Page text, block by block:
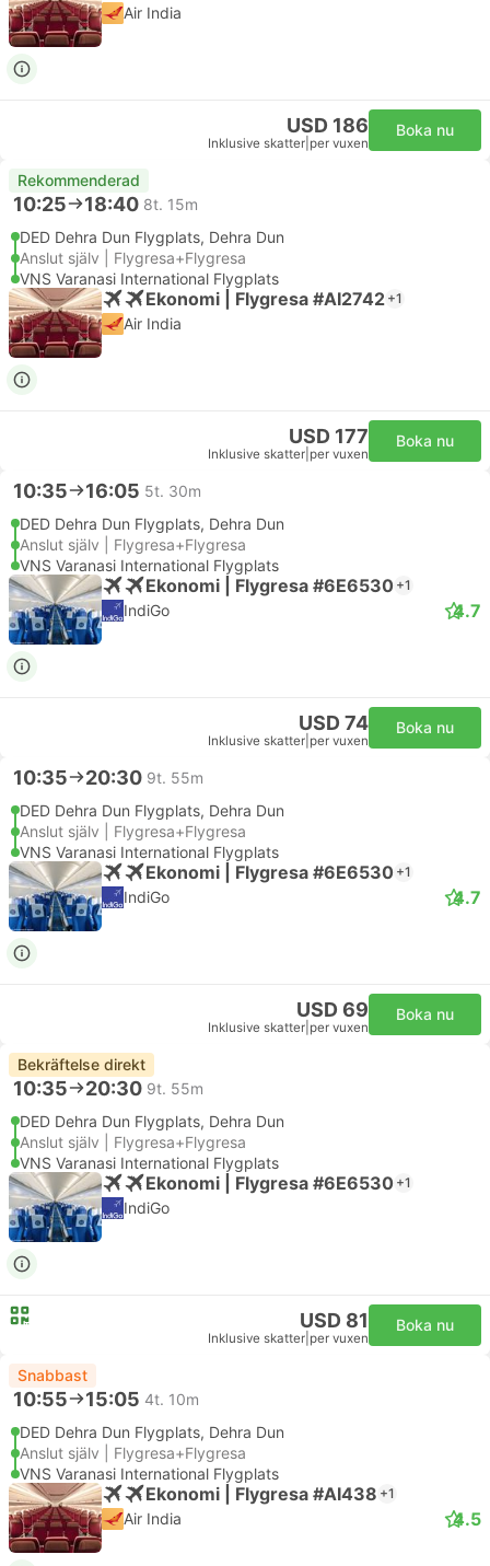
Air India
USD 186
Inklusive skatter per vuxen
Boka nu
Rekommenderad
10:25 18:40 8t. 15m
DED Dehra Dun Flygplats, Dehra Dun
Anslut själv | Flygresa+Flygresa
VNS Varanasi International Flygplats
Ekonomi | Flygresa #AI2742 +1
Air India
USD 177
Inklusive skatter per vuxen
Boka nu
10:35 16:05 5t. 30m
DED Dehra Dun Flygplats, Dehra Dun
Anslut själv | Flygresa+Flygresa
VNS Varanasi International Flygplats
Ekonomi | Flygresa #6E6530 +1
IndiGo 4.7
USD 74
Inklusive skatter per vuxen
Boka nu
10:35 20:30 9t. 55m
DED Dehra Dun Flygplats, Dehra Dun
Anslut själv | Flygresa+Flygresa
VNS Varanasi International Flygplats
Ekonomi | Flygresa #6E6530 +1
IndiGo 4.7
USD 69
Inklusive skatter per vuxen
Boka nu
Bekräftelse direkt
10:35 20:30 9t. 55m
DED Dehra Dun Flygplats, Dehra Dun
Anslut själv | Flygresa+Flygresa
VNS Varanasi International Flygplats
Ekonomi | Flygresa #6E6530 +1
IndiGo
USD 81
Inklusive skatter per vuxen
Boka nu
Snabbast
10:55 15:05 4t. 10m
DED Dehra Dun Flygplats, Dehra Dun
Anslut själv | Flygresa+Flygresa
VNS Varanasi International Flygplats
Ekonomi | Flygresa #AI438 +1
Air India 4.5